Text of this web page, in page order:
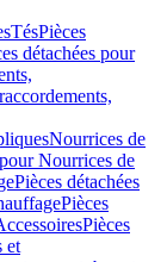
TésPièces
détachées pour
Nourrices de
Nourrices de
Pièces détachées
Pièces
Pièces
et